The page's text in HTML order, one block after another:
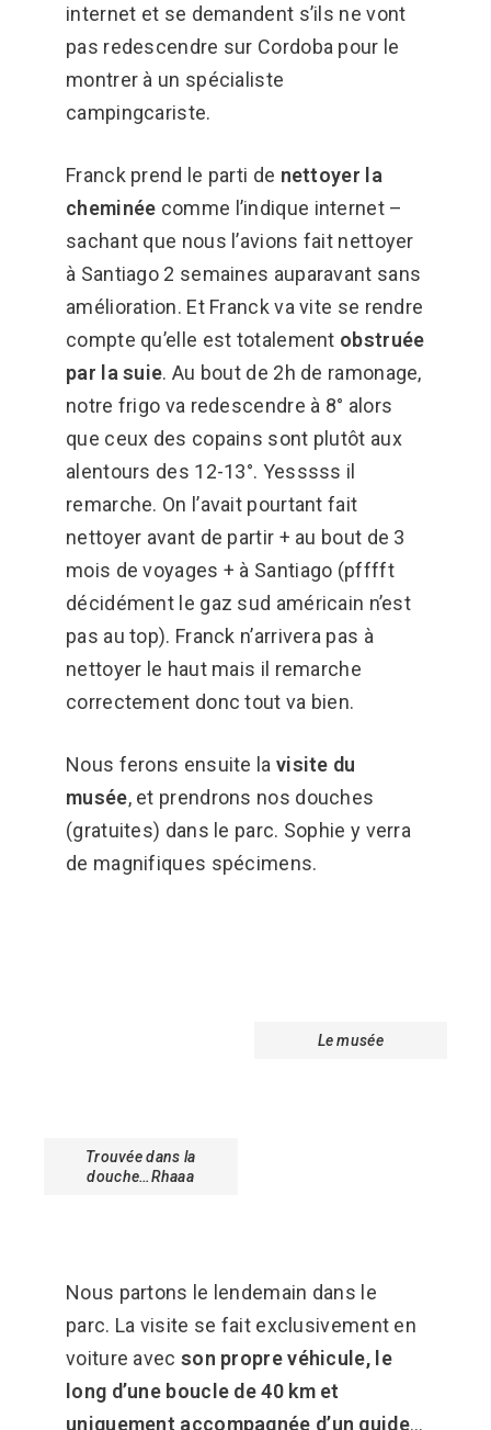
internet et se demandent s’ils ne vont
pas redescendre sur Cordoba pour le
montrer à un spécialiste
campingcariste.
Franck prend le parti de nettoyer la
cheminée comme l’indique internet –
sachant que nous l’avions fait nettoyer
à Santiago 2 semaines auparavant sans
amélioration. Et Franck va vite se rendre
compte qu’elle est totalement obstruée
par la suie. Au bout de 2h de ramonage,
notre frigo va redescendre à 8° alors
que ceux des copains sont plutôt aux
alentours des 12-13°. Yesssss il
remarche. On l’avait pourtant fait
nettoyer avant de partir + au bout de 3
mois de voyages + à Santiago (pfffft
décidément le gaz sud américain n’est
pas au top). Franck n’arrivera pas à
nettoyer le haut mais il remarche
correctement donc tout va bien.
Nous ferons ensuite la visite du
musée, et prendrons nos douches
(gratuites) dans le parc. Sophie y verra
de magnifiques spécimens.
Le musée
Trouvée dans la
douche…Rhaaa
Nous partons le lendemain dans le
parc. La visite se fait exclusivement en
voiture avec son propre véhicule, le
long d’une boucle de 40 km et
uniquement accompagnée d’un guide…